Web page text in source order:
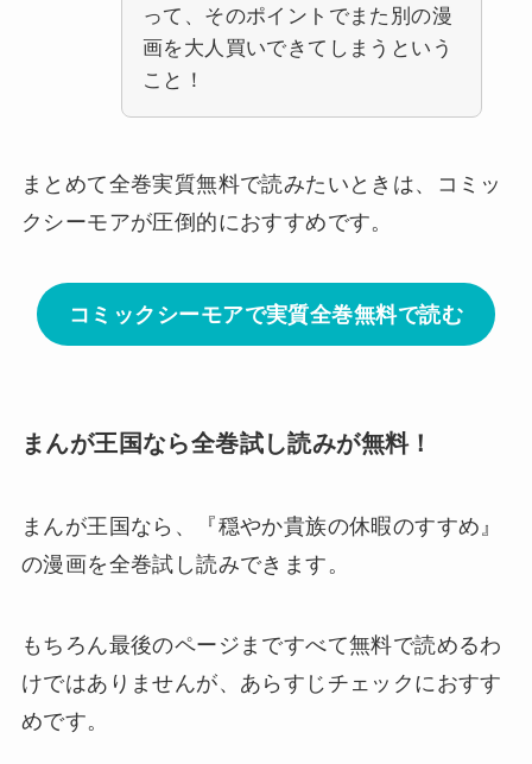
って、そのポイントでまた別の漫
画を大人買いできてしまうという
こと！
まとめて全巻実質無料で読みたいときは、コミッ
クシーモアが圧倒的におすすめです。
コミックシーモアで実質全巻無料で読む
まんが王国なら全巻試し読みが無料！
まんが王国なら、
『穏やか貴族の休暇のすすめ』
の漫画を全巻試し読みできます。
もちろん最後のページまですべて無料で読めるわ
けではありませんが、あらすじチェックにおすす
めです。